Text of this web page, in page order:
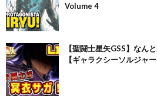
Volume 4
【聖闘士星矢GSS】なん
【ギャラクシーソルジャー